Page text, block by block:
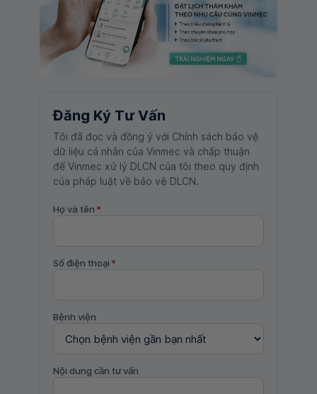
Đăng Ký Tư Vấn
Tôi đã đọc và đồng ý với Chính sách bảo vệ
dữ liệu cá nhân của Vinmec và chấp thuận
để Vinmec xử lý DLCN của tôi theo quy định
của pháp luật về bảo vệ DLCN.
Họ và tên *
Số điện thoại *
Bệnh viện
Nội dung cần tư vấn